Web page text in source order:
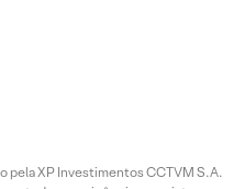
pela XP Investimentos CCTVM S.A.